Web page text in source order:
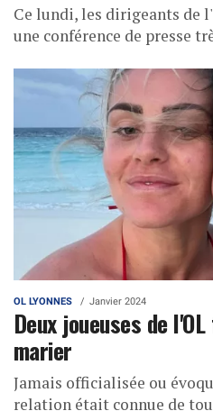
Ce lundi, les dirigeants de
une conférence de presse
OL LYONNES Janvier 2024
Deux joueuses de
marier
Jamais officialisée ou
relation était connue de